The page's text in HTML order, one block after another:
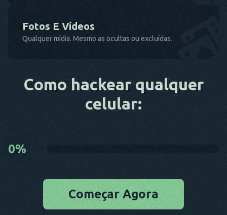
Fotos E Vídeos
Qualquer mídia. Mesmo as ocultas ou excluídas.
Como hackear qualquer
celular:
0%
Começar Agora